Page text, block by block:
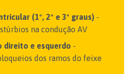
(1º, 2º e 3º graus) -
na condução AV
direito e esquerdo -
dos ramos do feixe